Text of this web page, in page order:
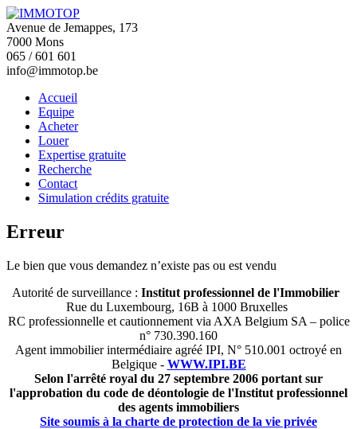
Avenue de Jemappes, 173
7000 Mons
065 / 601 601
info@immotop.be
Accueil
Equipe
Acheter
Louer
Expertise gratuite
Recherche
Contact
Simulation crédits gratuite
Erreur
Le bien que vous demandez n’existe pas ou est vendu
Autorité de surveillance : Institut professionnel de l'Immobilier
Rue du Luxembourg, 16B à 1000 Bruxelles
RC professionnelle et cautionnement via AXA Belgium SA – police
n° 730.390.160
Agent immobilier intermédiaire agréé IPI, N° 510.001 octroyé en
Belgique - WWW.IPI.BE
Selon l'arrêté royal du 27 septembre 2006 portant sur
l'approbation du code de déontologie de l'Institut professionnel
des agents immobiliers
Site soumis à la charte de protection de la vie privée